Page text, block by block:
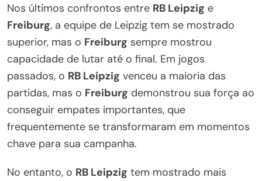
Nos últimos confrontos entre RB Leipzig e
Freiburg, a equipe de Leipzig tem se mostrado
superior, mas o Freiburg sempre mostrou
capacidade de lutar até o final. Em jogos
passados, o RB Leipzig venceu a maioria das
partidas, mas o Freiburg demonstrou sua força ao
conseguir empates importantes, que
frequentemente se transformaram em momentos
chave para sua campanha.
No entanto, o RB Leipzig tem mostrado mais